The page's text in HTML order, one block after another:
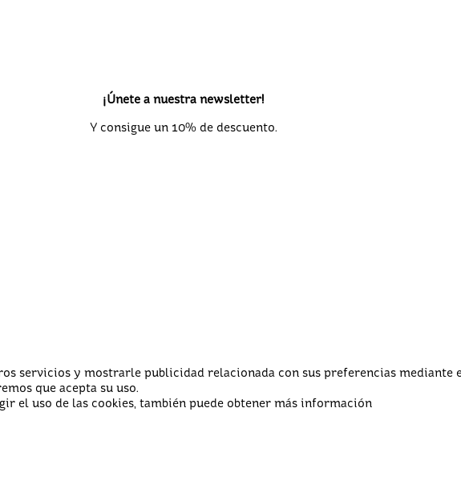
¡Únete a nuestra newsletter!
Y consigue un 10% de descuento.
servicios y mostrarle publicidad relacionada con sus preferencias mediante
que acepta su uso.
el uso de las cookies, también puede obtener más información